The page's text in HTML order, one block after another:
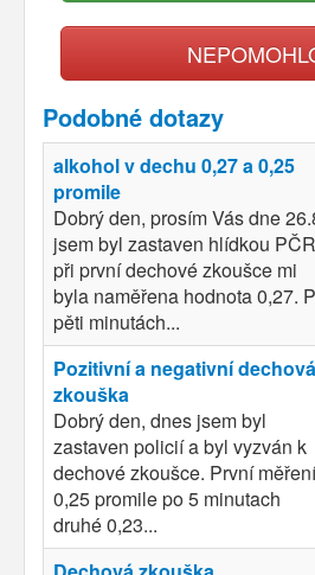
Podobné dotazy
alkohol v dechu 0,27 a 0,25
promile
Dobrý den, prosím Vás dne
jsem byl zastaven hlídkou
při první dechové zkoušce mi
byla naměřena hodnota 0,27.
pěti minutách...
Pozitivní a negativní dechová
zkouška
Dobrý den, dnes jsem byl
zastaven policií a byl vyzván k
dechové zkoušce. První měření
0,25 promile po 5 minutach
druhé 0,23...